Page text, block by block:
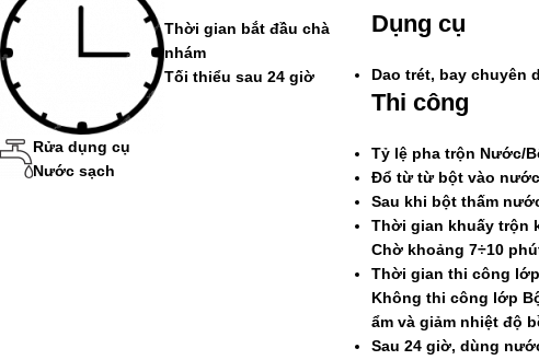
Thời gian bắt đầu chà
nhám
Tối thiểu sau 24 giờ
Rửa dụng cụ
Nước sạch
Dụng cụ
Dao trét, bay chuyên
Thi công
Tỷ lệ pha trộn Nước/
Đổ từ từ bột vào
Sau khi bột thấm
Thời gian khuấy trộn
Chờ khoảng 7÷10
Thời gian thi công
Không thi công lớp
ẩm và giảm nhiệt độ
Sau 24 giờ, dùng